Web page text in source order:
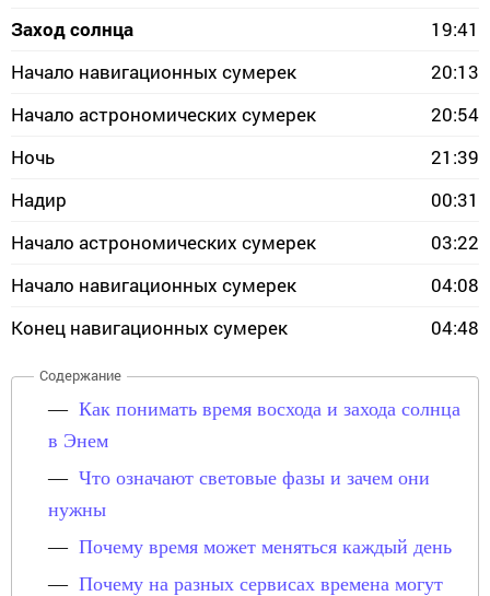
Заход солнца
19:41
Начало навигационных сумерек
20:13
Начало астрономических сумерек
20:54
Ночь
21:39
Надир
00:31
Начало астрономических сумерек
03:22
Начало навигационных сумерек
04:08
Конец навигационных сумерек
04:48
Как понимать время восхода и захода солнца
в Энем
Что означают световые фазы и зачем они
нужны
Почему время может меняться каждый день
Почему на разных сервисах времена могут